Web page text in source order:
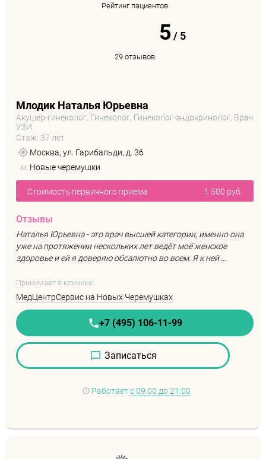
Рейтинг пациентов
5/5
29 отзывов
Млодик Наталья Юрьевна
Акушер-гинеколог, Гинеколог, Гинеколог-эндокринолог, Врач
УЗИ
Стаж: 37 лет
Москва, ул. Гарибальди, д. 36
м. Новые черемушки
Стоимость первичного приема 1 500 руб.
Отзывы
Наталья Юрьевна - это врач высшей категории, именно она
уже на протяжении нескольких лет ведёт моё женское
здоровье и ей я доверяю обсалютно во всем. Я к ней ...
Принимает в клинике:
МедЦентрСервис на Новых Черемушках
+7 (495) 106-11-99
Записаться
Работает с 09:00 до 21:00